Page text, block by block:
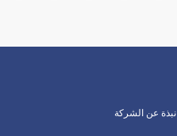
نبذة عن الشركة